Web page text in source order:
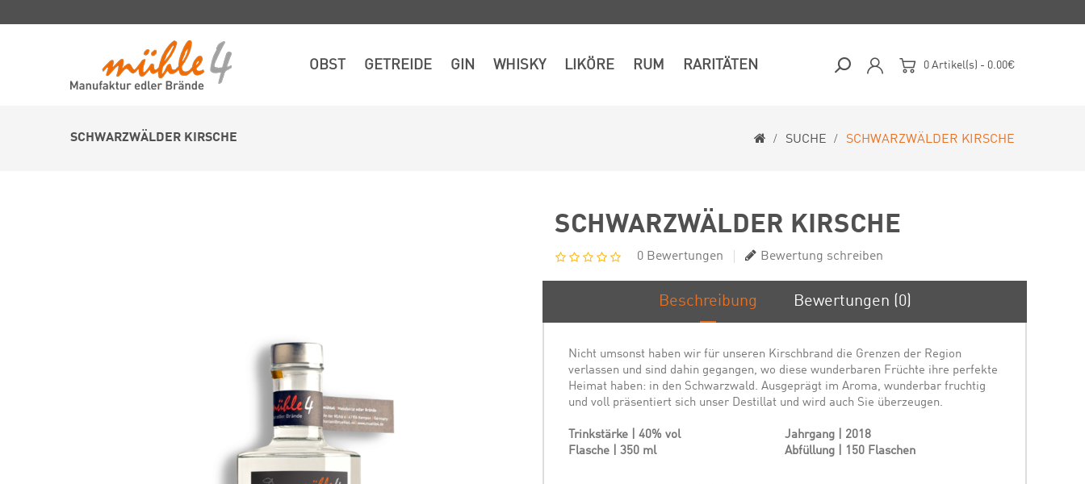
OBST GETREIDE GIN WHISKY LIKÖRE RUM RARITÄTEN 0 Artikel(s) - 0.00€
SCHWARZWÄLDER KIRSCHE SUCHE SCHWARZWÄLDER KIRSCHE
SCHWARZWÄLDER KIRSCHE
0 Bewertungen Bewertung schreiben
Beschreibung Bewertungen (0)
Nicht umsonst haben wir für unseren Kirschbrand die Grenzen der Region
verlassen und sind dahin gegangen, wo diese wunderbaren Früchte ihre perfekte
Heimat haben: in den Schwarzwald. Ausgeprägt im Aroma, wunderbar fruchtig
und voll präsentiert sich unser Destillat und wird auch Sie überzeugen.
Trinkstärke | 40% vol
Jahrgang | 2018
Flasche | 350 ml
Abfüllung | 150 Flaschen